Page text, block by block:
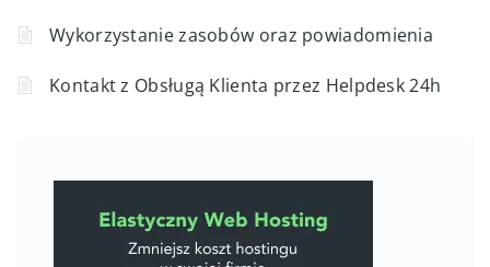
Wykorzystanie zasobów oraz powiadomienia
Kontakt z Obsługą Klienta przez Helpdesk 24h